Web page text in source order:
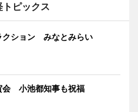
トピックス
クション みなとみらい
会 小池都知事も祝福